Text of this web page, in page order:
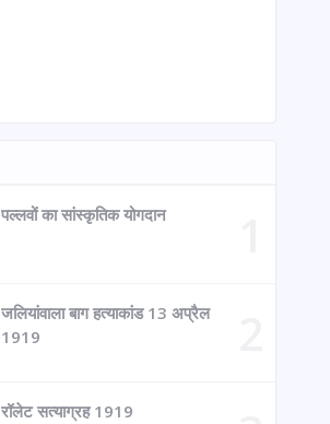
पल्लवों का सांस्कृतिक योगदान
जलियांवाला बाग हत्याकांड 13 अप्रैल
1919
रॉलेट सत्याग्रह 1919